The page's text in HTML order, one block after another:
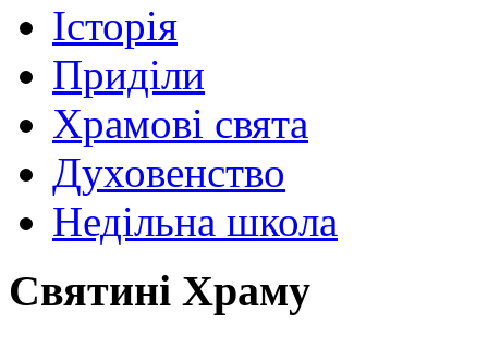
Історія
Приділи
Храмові свята
Духовенство
Недільна школа
Святині Храму